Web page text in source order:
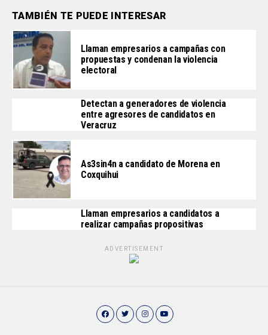
TAMBIÉN TE PUEDE INTERESAR
Llaman empresarios a campañas con
propuestas y condenan la violencia
electoral
Detectan a generadores de violencia
entre agresores de candidatos en
Veracruz
As3sin4n a candidato de Morena en
Coxquihui
Llaman empresarios a candidatos a
realizar campañas propositivas
ADVERTISEMENT